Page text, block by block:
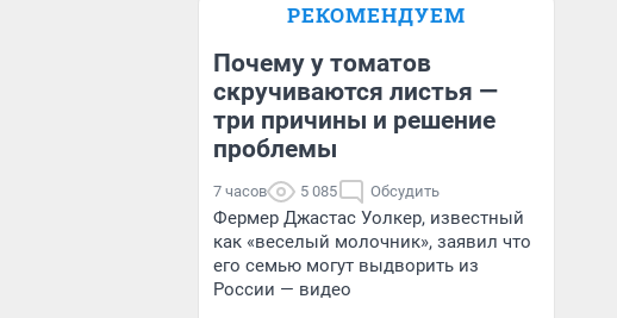
Блогер, предприниматель,
бизнесе
РЕКОМЕНДУЕМ
Почему у томатов
скручиваются листья —
три причины и решение
проблемы
7 часов 5 085 Обсудить
Фермер Джастас Уолкер, известный
как «веселый молочник», заявил что
его семью могут выдворить из
России — видео